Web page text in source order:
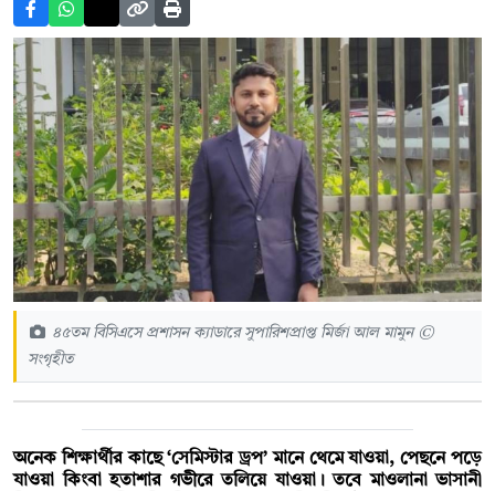
৪৫তম বিসিএসে প্রশাসন ক্যাডারে সুপারিশপ্রাপ্ত মির্জা আল মামুন ©
সংগৃহীত
অনেক শিক্ষার্থীর কাছে ‘সেমিস্টার ড্রপ’ মানে থেমে যাওয়া, পেছনে পড়ে
যাওয়া কিংবা হতাশার গভীরে তলিয়ে যাওয়া। তবে মাওলানা ভাসানী